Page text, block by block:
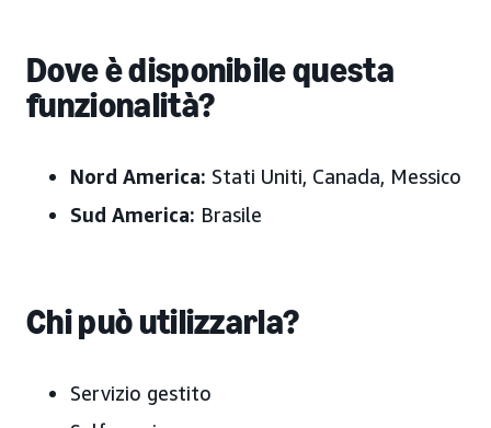
Dove è disponibile questa
funzionalità?
Nord America: Stati Uniti, Canada, Messico
Sud America: Brasile
Chi può utilizzarla?
Servizio gestito